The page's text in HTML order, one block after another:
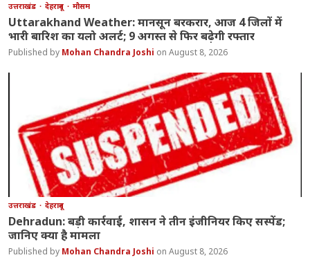
उत्तराखंड देहरादून मौसम
Uttarakhand Weather: मानसून बरकरार, आज 4 जिलों में
भारी बारिश का यलो अलर्ट; 9 अगस्त से फिर बढ़ेगी रफ्तार
Mohan Chandra Joshi August 8, 2026
उत्तराखंड देहरादून
Dehradun: बड़ी कार्रवाई, शासन ने तीन इंजीनियर किए सस्पेंड;
जानिए क्या है मामला
Mohan Chandra Joshi August 8, 2026